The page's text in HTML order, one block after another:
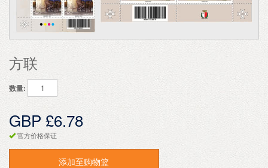
方联
数量:
GBP £6.78
官方价格保证
添加至购物篮